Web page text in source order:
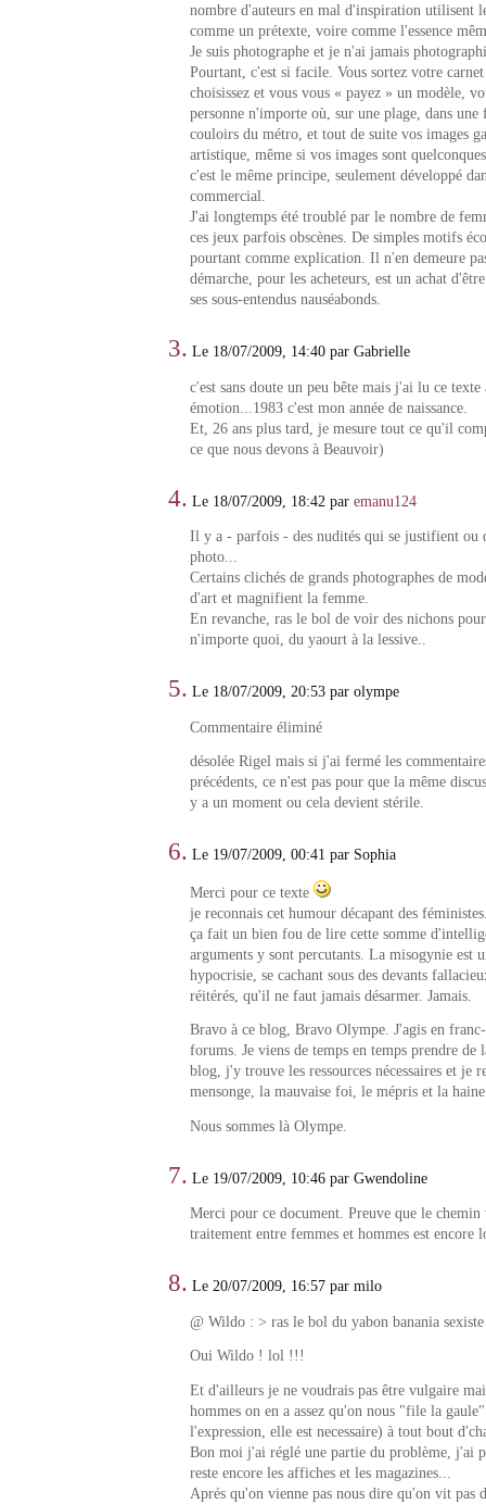
nombre d'auteurs en mal d'inspiration utilisent
comme un prétexte, voire comme l'essence
Je suis photographe et je n'ai jamais
Pourtant, c'est si facile. Vous sortez votre carnet
choisissez et vous vous « payez » un modèle,
personne n'importe où, sur une plage, dans une
couloirs du métro, et tout de suite vos images
artistique, même si vos images sont
c'est le même principe, seulement développé
commercial.
J'ai longtemps été troublé par le nombre de
ces jeux parfois obscènes. De simples motifs
pourtant comme explication. Il n'en demeure
démarche, pour les acheteurs, est un achat
ses sous-entendus nauséabonds.
3. Le 18/07/2009, 14:40 par Gabrielle
c'est sans doute un peu bête mais j'ai lu ce texte
émotion...1983 c'est mon année de naissance.
Et, 26 ans plus tard, je mesure tout ce qu'il
ce que nous devons à Beauvoir)
4. Le 18/07/2009, 18:42 paremanu124
Il y a - parfois - des nudités qui se justifient ou
photo...
Certains clichés de grands photographes de
d'art et magnifient la femme.
En revanche, ras le bol de voir des nichons
n'importe quoi, du yaourt à la lessive..
5. Le 18/07/2009, 20:53 par olympe
Commentaire éliminé
désolée Rigel mais si j'ai fermé les
précédents, ce n'est pas pour que la même
y a un moment ou cela devient stérile.
6. Le 19/07/2009, 00:41 par Sophia
Merci pour ce texte
je reconnais cet humour décapant des
ça fait un bien fou de lire cette somme
arguments y sont percutants. La misogynie est
hypocrisie, se cachant sous des devants
réitérés, qu'il ne faut jamais désarmer. Jamais.
Bravo à ce blog, Bravo Olympe. J'agis en
forums. Je viens de temps en temps prendre de
blog, j'y trouve les ressources nécessaires et je
mensonge, la mauvaise foi, le mépris et la
Nous sommes là Olympe.
7. Le 19/07/2009, 10:46 par Gwendoline
Merci pour ce document. Preuve que le chemin
traitement entre femmes et hommes est encore
8. Le 20/07/2009, 16:57 par milo
@ Wildo : > ras le bol du yabon banania
Oui Wildo ! lol !!!
Et d'ailleurs je ne voudrais pas être vulgaire
hommes on en a assez qu'on nous "file la
l'expression, elle est necessaire) à tout bout
Bon moi j'ai réglé une partie du problème, j'ai
reste encore les affiches et les magazines...
Aprés qu'on vienne pas nous dire qu'on vit pas